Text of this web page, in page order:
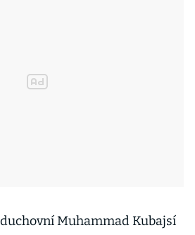
Muhammad Kubajsí